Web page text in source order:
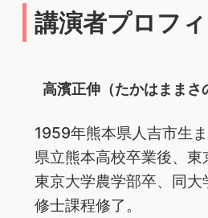
講演者プロフ
高濱正伸（たかはままさ
1959年熊本県人吉市生ま
県立熊本高校卒業後、東
東京大学農学部卒、同
修士課程修了。